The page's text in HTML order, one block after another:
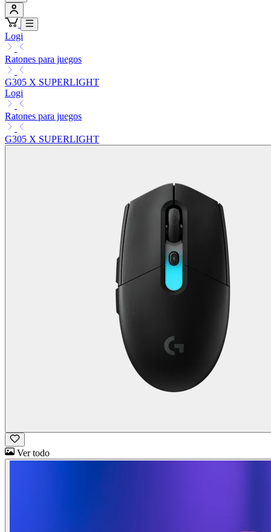
Logi
Ratones para juegos
G305 X SUPERLIGHT
Logi
Ratones para juegos
G305 X SUPERLIGHT
Ver todo